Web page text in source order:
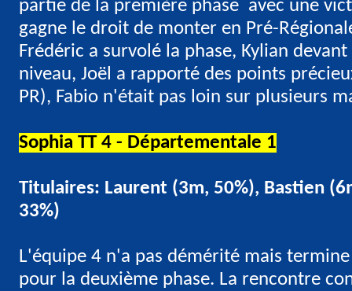
partie de la première phase avec une
gagne le droit de monter en Pré-
Frédéric a survolé la phase, Kylian
niveau, Joël a rapporté des points
PR), Fabio n'était pas loin sur plusieurs
Sophia TT 4 - Départementale 1
Titulaires: Laurent (3m, 50%), Bastien
33%)
L'équipe 4 n'a pas démérité mais
pour la deuxième phase. La rencontre